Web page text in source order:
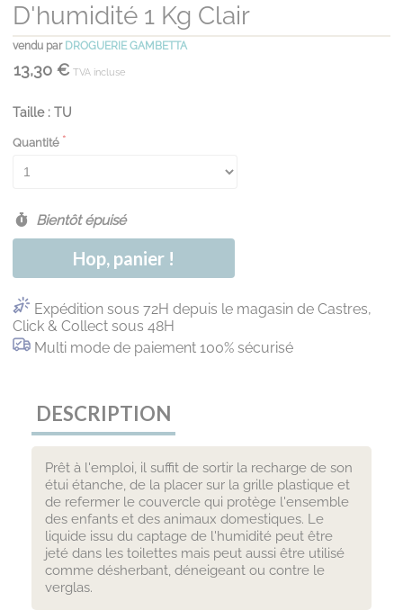
D'humidité 1 Kg Clair
vendu par DROGUERIE GAMBETTA
13,30 € TVA incluse
Taille : TU
Quantité
Bientôt épuisé
Hop, panier !
Expédition sous 72H depuis le magasin de Castres,
Click & Collect sous 48H
Multi mode de paiement 100% sécurisé
DESCRIPTION
Prêt à l'emploi, il suffit de sortir la recharge de son
étui étanche, de la placer sur la grille plastique et
de refermer le couvercle qui protège l'ensemble
des enfants et des animaux domestiques. Le
liquide issu du captage de l'humidité peut être
jeté dans les toilettes mais peut aussi être utilisé
comme désherbant, déneigeant ou contre le
verglas.